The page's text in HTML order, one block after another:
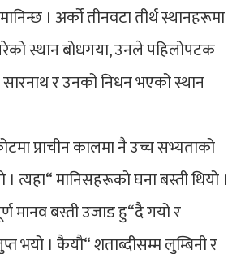
। अर्को तीनवटा तीर्थ स्थानहरूमा
गरेको स्थान बोधगया, उनले पहिलोपटक
सारनाथ र उनको निधन भएको स्थान
प्राचीन कालमा नै उच्च सभ्यताको
त्यहा“ मानिसहरूको घना बस्ती थियो ।
मानव बस्ती उजाड हु“दै गयो र
भयो । कैयौ“ शताब्दीसम्म लुम्बिनी र